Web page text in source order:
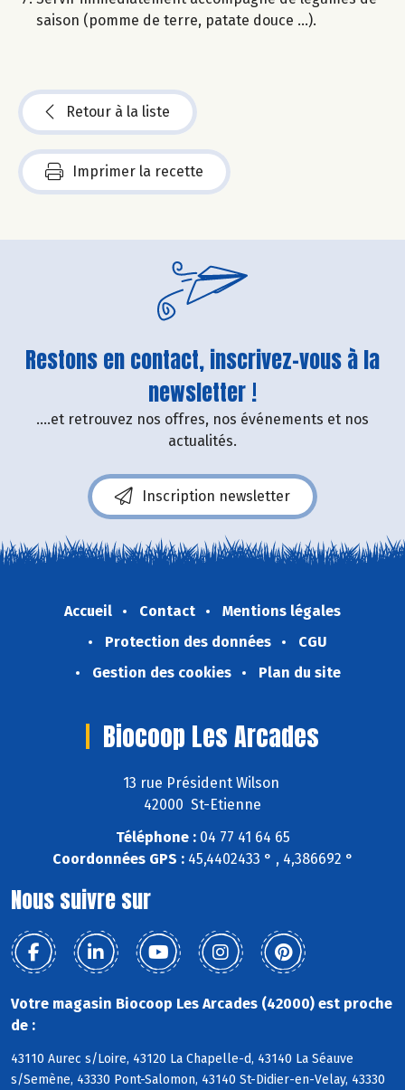
saison (pomme de terre, patate douce …).
Retour à la liste
Imprimer la recette
Restons en contact, inscrivez-vous à la
newsletter !
....et retrouvez nos offres, nos événements et nos
actualités.
Inscription newsletter
Accueil Contact
Mentions légales
Protection des données
CGU
Gestion des cookies
Plan du site
Biocoop Les Arcades
13 rue Président Wilson
42000 St-Etienne
Téléphone :04 77 41 64 65
Coordonnées GPS :45,4402433 ° , 4,386692 °
Nous suivre sur
Votre magasin Biocoop Les Arcades (42000) est proche
de :
43110 Aurec s/Loire, 43120 La Chapelle-d, 43140 La Séauve
s/Semène, 43330 Pont-Salomon, 43140 St-Didier-en-Velay, 43330